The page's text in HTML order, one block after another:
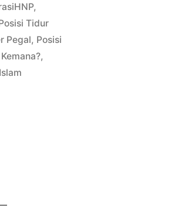
,
Tidur
Pegal, Posisi
,